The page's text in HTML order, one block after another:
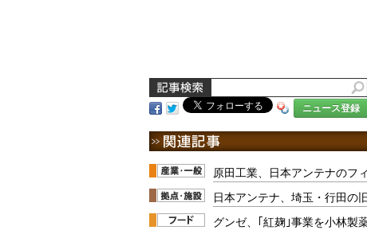
ニュース登録
原田工業、日本アンテナのフ
日本アンテナ、埼玉・行田の
グンゼ、｢紅麹｣事業を小林製